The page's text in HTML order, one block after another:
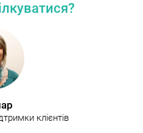
клієнтів